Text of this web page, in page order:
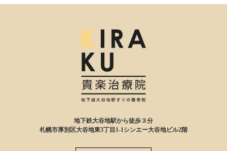
地下鉄大谷地駅から徒歩３分
札幌市厚別区大谷地東3丁目1-1シンエー大谷地ビル2階